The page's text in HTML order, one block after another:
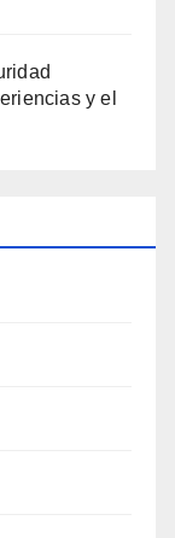
y el